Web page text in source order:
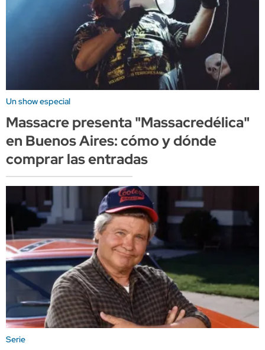
Un show especial
Massacre presenta "Massacredélica"
en Buenos Aires: cómo y dónde
comprar las entradas
Serie